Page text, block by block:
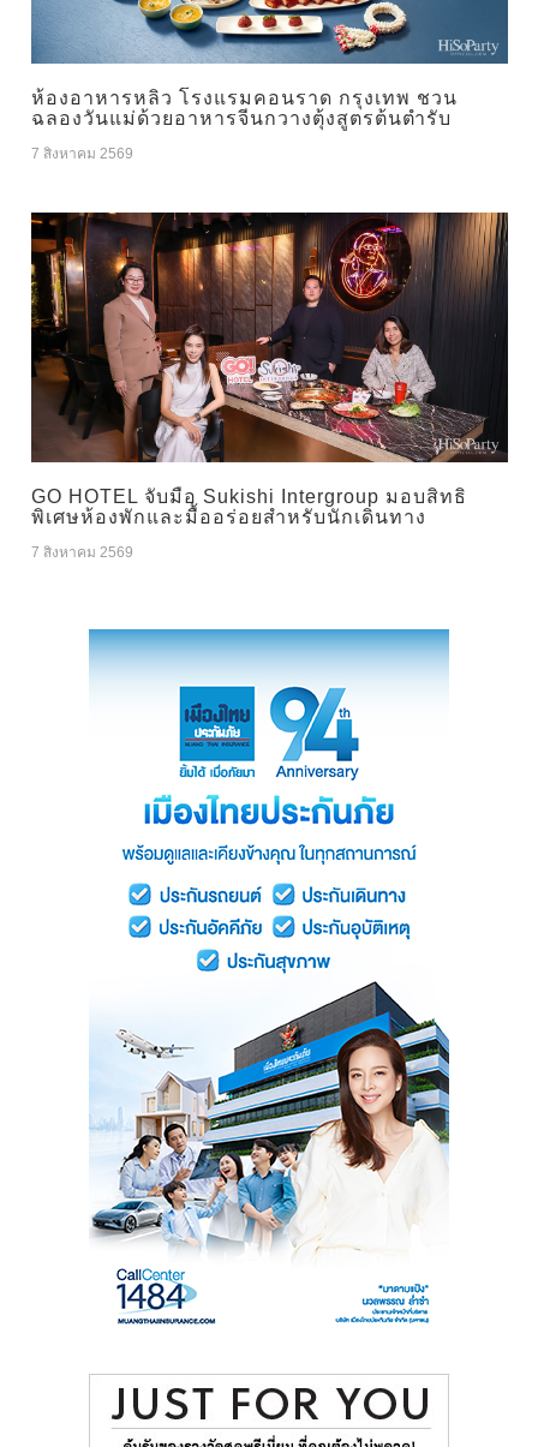
ห้องอาหารหลิว โรงแรมคอนราด กรุงเทพ ชวน
ฉลองวันแม่ด้วยอาหารจีนกวางตุ้งสูตรต้นตำรับ
7 สิงหาคม 2569
GO HOTEL จับมือ Sukishi Intergroup มอบสิทธิ
พิเศษห้องพักและมื้ออร่อยสำหรับนักเดินทาง
7 สิงหาคม 2569